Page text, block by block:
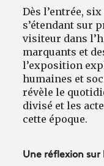
Dès l’entrée,
s’étendant sur
visiteur dans
marquants et
l’exposition
humaines et
révèle le
divisé et les
cette époque.
Une réflexion sur